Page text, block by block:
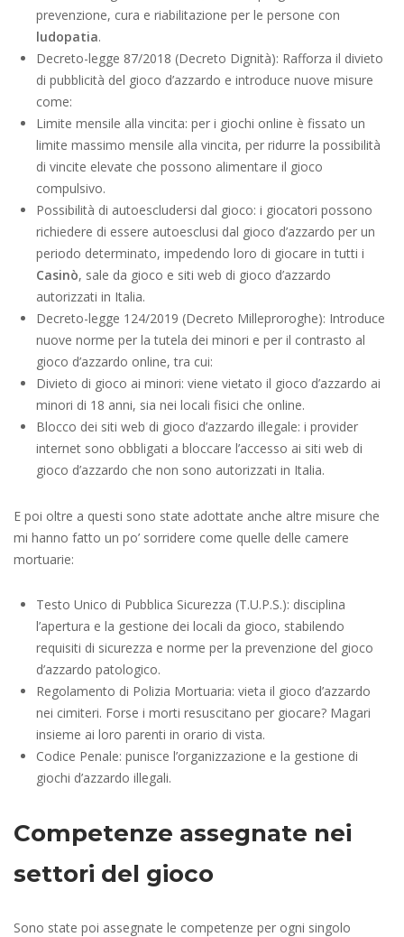
prevenzione, cura e riabilitazione per le persone con
ludopatia.
Decreto-legge 87/2018 (Decreto Dignità): Rafforza il divieto
di pubblicità del gioco d’azzardo e introduce nuove misure
come:
Limite mensile alla vincita: per i giochi online è fissato un
limite massimo mensile alla vincita, per ridurre la possibilità
di vincite elevate che possono alimentare il gioco
compulsivo.
Possibilità di autoescludersi dal gioco: i giocatori possono
richiedere di essere autoesclusi dal gioco d’azzardo per un
periodo determinato, impedendo loro di giocare in tutti i
Casinò, sale da gioco e siti web di gioco d’azzardo
autorizzati in Italia.
Decreto-legge 124/2019 (Decreto Milleproroghe): Introduce
nuove norme per la tutela dei minori e per il contrasto al
gioco d’azzardo online, tra cui:
Divieto di gioco ai minori: viene vietato il gioco d’azzardo ai
minori di 18 anni, sia nei locali fisici che online.
Blocco dei siti web di gioco d’azzardo illegale: i provider
internet sono obbligati a bloccare l’accesso ai siti web di
gioco d’azzardo che non sono autorizzati in Italia.
E poi oltre a questi sono state adottate anche altre misure che
mi hanno fatto un po’ sorridere come quelle delle camere
mortuarie:
Testo Unico di Pubblica Sicurezza (T.U.P.S.): disciplina
l’apertura e la gestione dei locali da gioco, stabilendo
requisiti di sicurezza e norme per la prevenzione del gioco
d’azzardo patologico.
Regolamento di Polizia Mortuaria: vieta il gioco d’azzardo
nei cimiteri. Forse i morti resuscitano per giocare? Magari
insieme ai loro parenti in orario di vista.
Codice Penale: punisce l’organizzazione e la gestione di
giochi d’azzardo illegali.
Competenze assegnate nei
settori del gioco
Sono state poi assegnate le competenze per ogni singolo